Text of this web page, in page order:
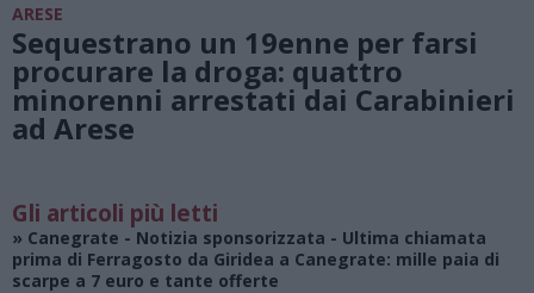
ARESE
Sequestrano un 19enne per farsi
procurare la droga: quattro
minorenni arrestati dai Carabinieri
ad Arese
Gli articoli più letti
» Canegrate - Notizia sponsorizzata - Ultima chiamata
prima di Ferragosto da Giridea a Canegrate: mille paia di
scarpe a 7 euro e tante offerte